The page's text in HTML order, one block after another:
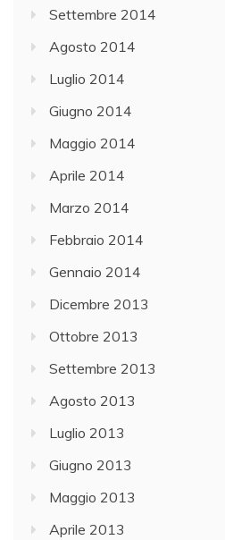
Settembre 2014
Agosto 2014
Luglio 2014
Giugno 2014
Maggio 2014
Aprile 2014
Marzo 2014
Febbraio 2014
Gennaio 2014
Dicembre 2013
Ottobre 2013
Settembre 2013
Agosto 2013
Luglio 2013
Giugno 2013
Maggio 2013
Aprile 2013